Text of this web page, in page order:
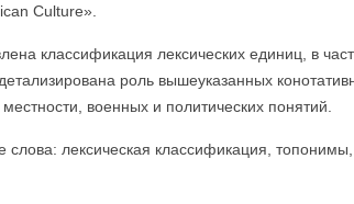
Culture».
классификация лексических единиц, в
роль вышеуказанных
военных и политических понятий.
слова: лексическая классификация,